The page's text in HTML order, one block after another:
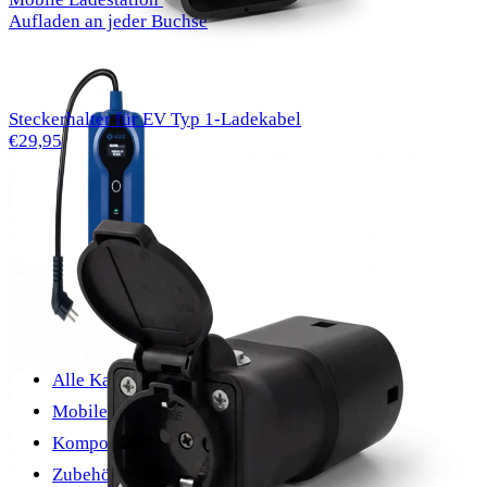
Aufladen an jeder Buchse
Alle Kabel
Mobile EV-Ladegeräte
Komponenten
Zubehör
Steckerhalter für EV Typ 1-Ladekabel
€29,95